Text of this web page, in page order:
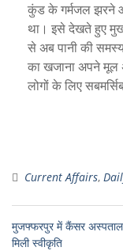
कुंड के गर्मजल झरने
था। इसे देखते हुए
से अब पानी की
का खजाना अपने मूल
लोगों के लिए
Current Affairs,
मुजफ्फरपुर में कैंसर
मिली स्वीकृति